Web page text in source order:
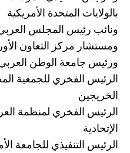
بالولايات المتحدة الأمريكية
ونائب رئيس المجلس
ومستشار مركز التعاون
ورئيس جامعة الوطن
الرئيس الفخري للجمعية
الخريجين
الرئيس الفخري لمنظمة
الإتحادية
الرئيس التنفيذي للجامعة